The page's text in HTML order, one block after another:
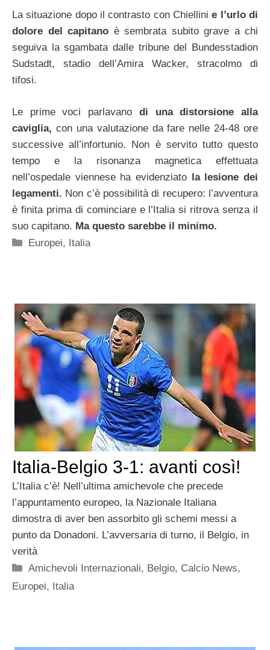
La situazione dopo il contrasto con Chiellinie l’urlo di
dolore del capitano è sembrata subito grave a chi
seguiva la sgambata dalle tribune del Bundesstadion
Sudstadt, stadio dell’Amira Wacker, stracolmo di
tifosi.
Le prime voci parlavano di una distorsione alla
caviglia, con una valutazione da fare nelle 24-48 ore
successive all’infortunio. Non è servito tutto questo
tempo e la risonanza magnetica effettuata
nell’ospedale viennese ha evidenziato la lesione dei
legamenti. Non c’è possibilità di recupero: l’avventura
è finita prima di cominciare e l’Italia si ritrova senza il
suo capitano. Ma questo sarebbe il minimo.
Categorie
Europei, Italia
Italia-Belgio 3-1: avanti così!
L’Italia c’è! Nell’ultima amichevole che precede
l’appuntamento europeo, la Nazionale Italiana
dimostra di aver ben assorbito gli schemi messi a
punto da Donadoni. L’avversaria di turno, il Belgio, in
verità
Categorie
Amichevoli Internazionali, Belgio, Calcio News,
Europei, Italia